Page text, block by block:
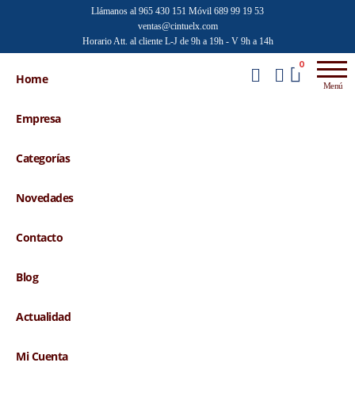
Llámanos al 965 430 151 Móvil 689 99 19 53
ventas@cintuelx.com
Horario Att. al cliente L-J de 9h a 19h - V 9h a 14h
Faraoni
por
de moda
0
Menú
Home
Empresa
Categorías
Novedades
Contacto
Blog
Actualidad
Mi Cuenta